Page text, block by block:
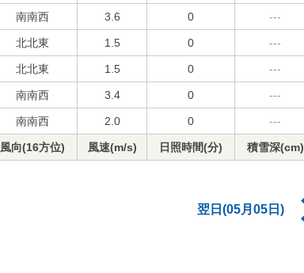
南南西 3.6 0 ---
北北東 1.5 0 ---
北北東 1.5 0 ---
南南西 3.4 0 ---
南南西 2.0 0 ---
風向(16方位) 風速(m/s) 日照時間(分) 積雪深(cm)
翌日(05月05日)